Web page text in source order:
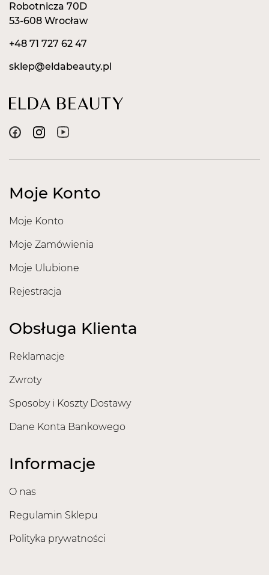
Moje Konto
Moje Konto
Moje Zamówienia
Moje Ulubione
Rejestracja
Obsługa Klienta
Reklamacje
Zwroty
Sposoby i Koszty Dostawy
Dane Konta Bankowego
Informacje
O nas
Regulamin Sklepu
Polityka prywatności
Robotnicza 70D
53-608 Wrocław
+48 71 727 62 47
sklep@eldabeauty.pl